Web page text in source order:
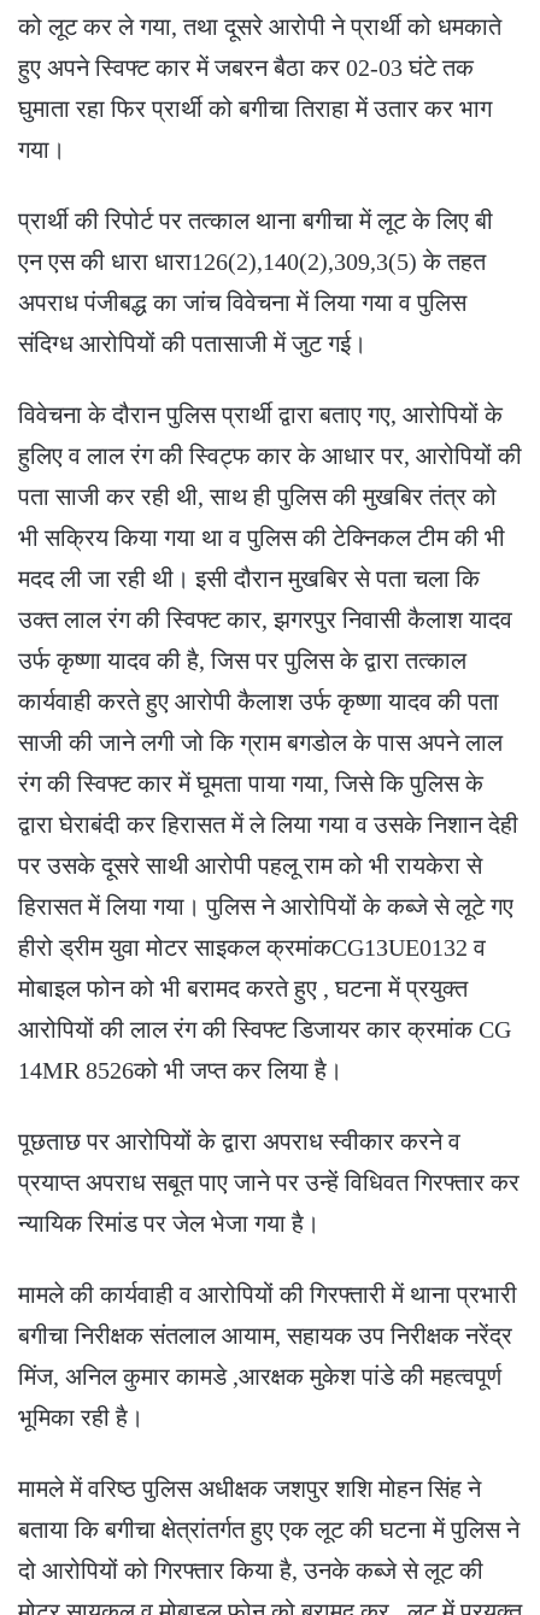
को लूट कर ले गया, तथा दूसरे आरोपी ने प्रार्थी को धमकाते
हुए अपने स्विफ्ट कार में जबरन बैठा कर 02-03 घंटे तक
घुमाता रहा फिर प्रार्थी को बगीचा तिराहा में उतार कर भाग
गया।
प्रार्थी की रिपोर्ट पर तत्काल थाना बगीचा में लूट के लिए बी
एन एस की धारा धारा126(2),140(2),309,3(5) के तहत
अपराध पंजीबद्ध का जांच विवेचना में लिया गया व पुलिस
संदिग्ध आरोपियों की पतासाजी में जुट गई।
विवेचना के दौरान पुलिस प्रार्थी द्वारा बताए गए, आरोपियों के
हुलिए व लाल रंग की स्विट्फ कार के आधार पर, आरोपियों की
पता साजी कर रही थी, साथ ही पुलिस की मुखबिर तंत्र को
भी सक्रिय किया गया था व पुलिस की टेक्निकल टीम की भी
मदद ली जा रही थी। इसी दौरान मुखबिर से पता चला कि
उक्त लाल रंग की स्विफ्ट कार, झगरपुर निवासी कैलाश यादव
उर्फ कृष्णा यादव की है, जिस पर पुलिस के द्वारा तत्काल
कार्यवाही करते हुए आरोपी कैलाश उर्फ कृष्णा यादव की पता
साजी की जाने लगी जो कि ग्राम बगडोल के पास अपने लाल
रंग की स्विफ्ट कार में घूमता पाया गया, जिसे कि पुलिस के
द्वारा घेराबंदी कर हिरासत में ले लिया गया व उसके निशान देही
पर उसके दूसरे साथी आरोपी पहलू राम को भी रायकेरा से
हिरासत में लिया गया। पुलिस ने आरोपियों के कब्जे से लूटे गए
हीरो ड्रीम युवा मोटर साइकल क्रमांकCG13UE0132 व
मोबाइल फोन को भी बरामद करते हुए , घटना में प्रयुक्त
आरोपियों की लाल रंग की स्विफ्ट डिजायर कार क्रमांक CG
14MR 8526को भी जप्त कर लिया है।
पूछताछ पर आरोपियों के द्वारा अपराध स्वीकार करने व
प्रयाप्त अपराध सबूत पाए जाने पर उन्हें विधिवत गिरफ्तार कर
न्यायिक रिमांड पर जेल भेजा गया है।
मामले की कार्यवाही व आरोपियों की गिरफ्तारी में थाना प्रभारी
बगीचा निरीक्षक संतलाल आयाम, सहायक उप निरीक्षक नरेंद्र
मिंज, अनिल कुमार कामडे ,आरक्षक मुकेश पांडे की महत्वपूर्ण
भूमिका रही है।
मामले में वरिष्ठ पुलिस अधीक्षक जशपुर शशि मोहन सिंह ने
बताया कि बगीचा क्षेत्रांतर्गत हुए एक लूट की घटना में पुलिस ने
दो आरोपियों को गिरफ्तार किया है, उनके कब्जे से लूट की